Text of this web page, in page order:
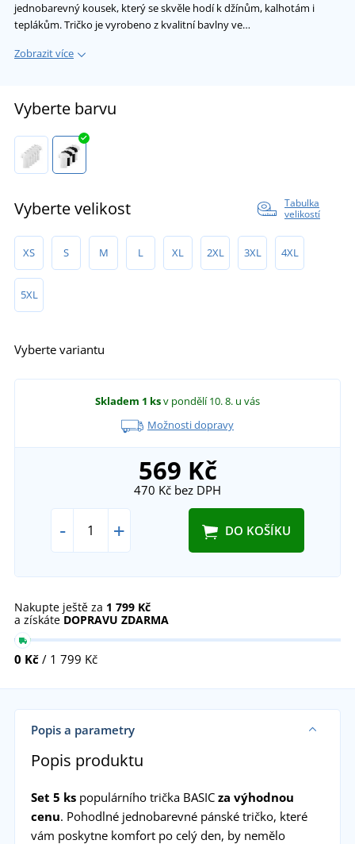
jednobarevný kousek, který se skvěle hodí k džínům, kalhotám i
teplákům. Tričko je vyrobeno z kvalitní bavlny ve…
Zobrazit více
Vyberte barvu
Vyberte velikost
Tabulka
velikostí
XS S M L XL 2XL 3XL 4XL
5XL
Vyberte variantu
Skladem 1 ksv pondělí 10. 8. u vás
Možnosti dopravy
569 Kč
470 Kč bez DPH
- + DO KOŠÍKU
Nakupte ještě za 1 799 Kč
a získáte DOPRAVU ZDARMA
0 Kč / 1 799 Kč
Popis a parametry
Popis produktu
Set 5 kspopulárního trička BASIC za výhodnou
cenu. Pohodlné jednobarevné pánské tričko, které
vám poskytne komfort po celý den, by nemělo